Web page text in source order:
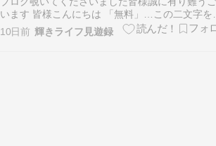
います 皆様こんにちは 「無料」…この二文字を
ると、なぜか 吸い寄せられてしまうワタクシ（
今回もまんまと誘惑に負け 体力測定へ参加して
10日前 輝きライフ見遊録